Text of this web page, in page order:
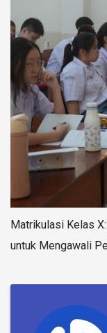
Matrikulasi Kelas
untuk Mengawali